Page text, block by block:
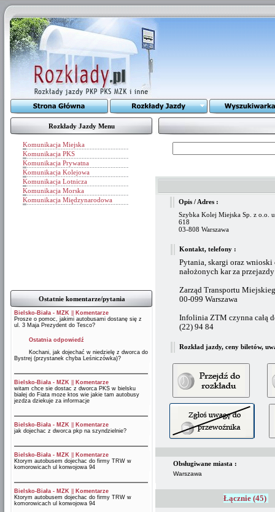
Rozkłady Jazdy Menu
Komunikacja Miejska
Komunikacja PKS
Komunikacja Prywatna
Komunikacja Kolejowa
Komunikacja Lotnicza
Komunikacja Morska
Komunikacja Międzynarodowa
Ostatnie komentarze/pytania
Bielsko-Biała - MZK
Komentarze
Prosze o pomoc, jakimi autobusami dostanę się z
ul. 3 Maja Prezydent do Tesco?
Ostatnia odpowiedź
Kochani, jak dojechać w niedzielę z dworca do
Bystrej (przystanek chyba Leśniczówka)?
Bielsko-Biała - MZK
Komentarze
witam chce sie dostac z dworca PKS w bielsku
bialej do Fiata moze ktos wie jakie tam autobusy
jezdza dziekuje za informacje
Bielsko-Biała - MZK
Komentarze
jak dojechac z dworca pkp na szyndzielnie?
Bielsko-Biała - MZK
Komentarze
Ktorym autobusem dojechac do firmy TRW w
komorowicach ul konwojowa 94
Bielsko-Biała - MZK
Komentarze
Ktorym autobusem dojechac do firmy TRW w
komorowicach ul konwojowa 94
Opis / Adres :
Szybka Kolej Miejska Sp. z o.o.
618
03-808 Warszawa
Kontakt, telefony :
Pytania, skargi oraz
nałożonych kar za
Zarząd Transportu
00-099 Warszawa
Infolinia ZTM czynna całą
(22) 94 84
Rozkład jazdy, ceny biletów,
Obsługiwane miasta :
Warszawa
Łącznie (45)